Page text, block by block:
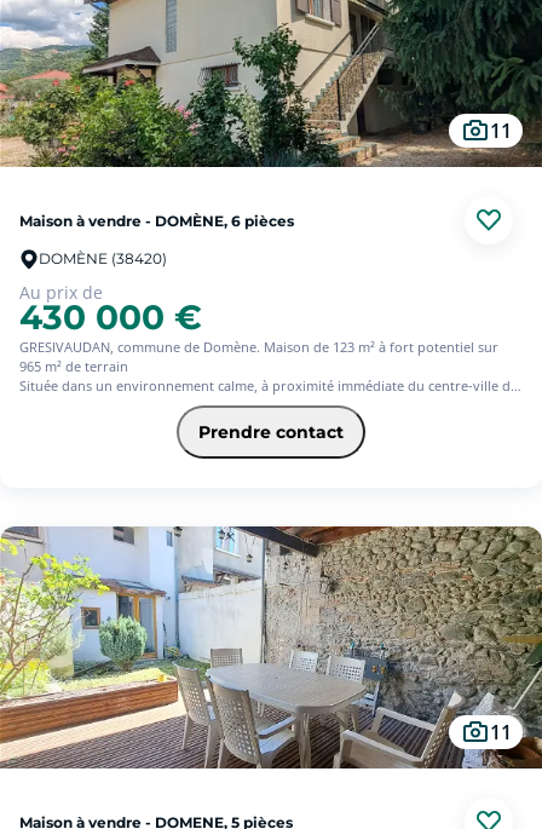
11
Maison à vendre - DOMÈNE, 6 pièces
DOMÈNE (38420)
Au prix de
430 000 €
GRESIVAUDAN, commune de Domène. Maison de 123 m² à fort potentiel sur
965 m² de terrain
Située dans un environnement calme, à proximité immédiate du centre-ville de
Domène et des commodités, découvrez cette maison de 1972 offrant de belles
Espace de vie : Un vaste séjour lumineux ouvrant sur une terrasse exposée
plein sud, et une cuisine équipée séparée. Espace nuit : 3 chambres, salle de
Le terrain : Une parcelle de 965 m² entièrement close (portail électrique),
arborée d'arbres fruitiers.
De nombreuses possibilités d'extensions grâce à un sous-sol et des combles
aménageables.
Une maison saine idéalement située dans un quartier paisible. Des travaux de
rafraîchissement sont à prévoir, offrant une excellente opportunité de
personnaliser entièrement ce bien selon vos besoins.
Pour toute information complémentaire ou pour planifier une visite, contactez
l'agence SQUARE HABITAT au 04 76 77 49 00.
Prendre contact
11
Maison à vendre - DOMENE, 5 pièces